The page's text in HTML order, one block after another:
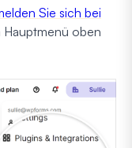
Sie sich bei
Hauptmenü oben